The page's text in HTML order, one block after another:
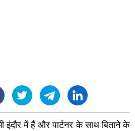
में हैं और पार्टनर के साथ बिताने के